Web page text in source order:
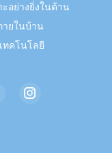
อย่างยิ่งในด้าน
ายในบ้าน
ทคโนโลยี